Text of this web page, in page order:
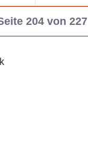
204 von 227